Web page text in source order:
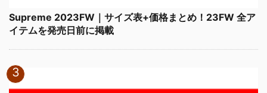
Supreme 2023FW｜サイズ表+価格まとめ！23FW 全ア
イテムを発売日前に掲載